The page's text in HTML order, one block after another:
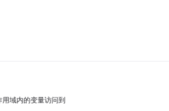
域内的变量访问到